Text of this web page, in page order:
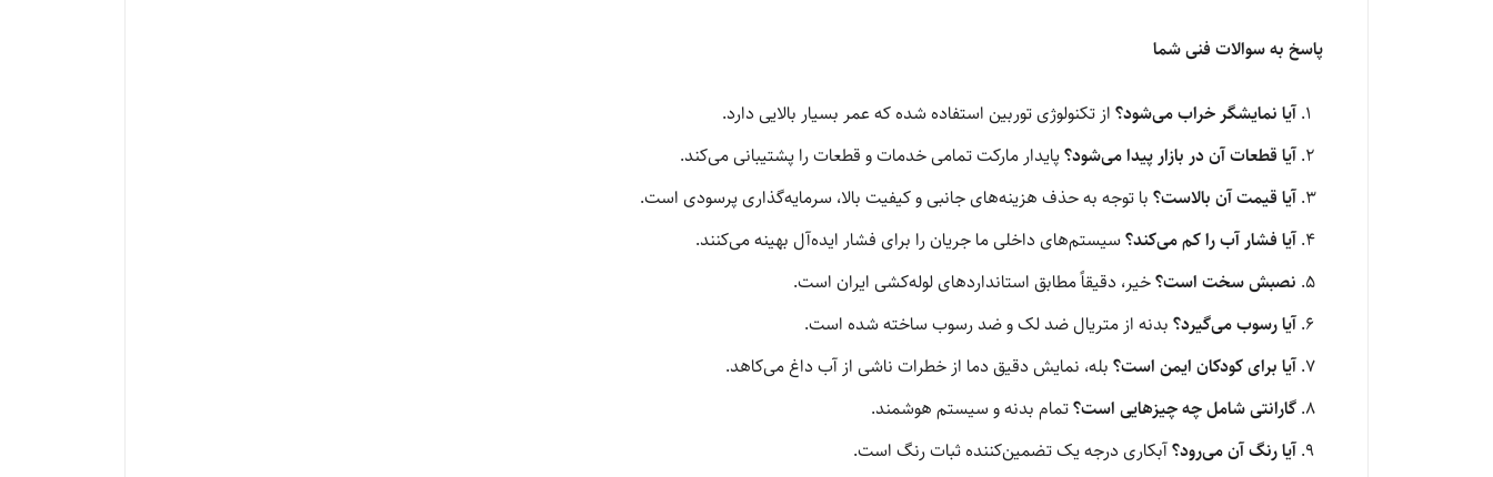
پاسخ به سوالات فنی شما
آیا نمایشگر خراب می‌شود؟ از تکنولوژی توربین استفاده شده که عمر بسیار بالایی دارد.
آیا قطعات آن در بازار پیدا می‌شود؟پایدار مارکت تمامی خدمات و قطعات را پشتیبانی می‌کند.
آیا قیمت آن بالاست؟ با توجه به حذف هزینه‌های جانبی و کیفیت بالا، سرمایه‌گذاری پرسودی است.
آیا فشار آب را کم می‌کند؟سیستم‌های داخلی ما جریان را برای فشار ایده‌آل بهینه می‌کنند.
نصبش سخت است؟خیر، دقیقاً مطابق استانداردهای لوله‌کشی ایران است.
آیا رسوب می‌گیرد؟ بدنه از متریال ضد لک و ضد رسوب ساخته شده است.
آیا برای کودکان ایمن است؟ بله، نمایش دقیق دما از خطرات ناشی از آب داغ می‌کاهد.
گارانتی شامل چه چیزهایی است؟تمام بدنه و سیستم هوشمند.
آیا رنگ آن می‌رود؟آبکاری درجه یک تضمین‌کننده ثبات رنگ است.